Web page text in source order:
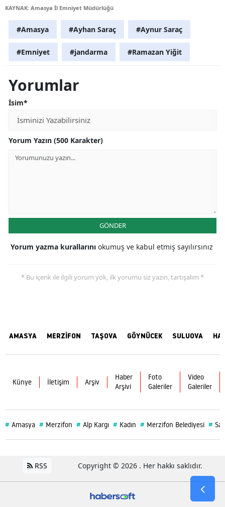
KAYNAK: Amasya İl Emniyet Müdürlüğü
#Amasya #Ayhan Saraç #Aynur Saraç
#Emniyet #jandarma #Ramazan Yiğit
Yorumlar
İsim*
Yorum Yazın (500 Karakter)
GÖNDER
Yorum yazma kurallarını okumuş ve kabul etmiş sayılırsınız
* Bu içerik ile ilgili yorum yok, ilk yorumu siz yazın, tartışalım *
AMASYA MERZİFON TAŞOVA GÖYNÜCEK SULUOVA
Künye İletişim Arşiv
Haber
Arşivi
Foto
Galeriler
Video
Galeriler
# Amasya # Merzifon # Alp Kargı # Kadın # Merzifon Belediyesi #
RSS Copyright © 2026 . Her hakkı saklıdır.